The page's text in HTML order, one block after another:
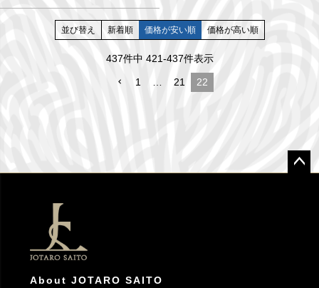
並び替え 新着順 価格が安い順 価格が高い順
437件中 421-437件表示
1 … 21 22
About JOTARO SAITO